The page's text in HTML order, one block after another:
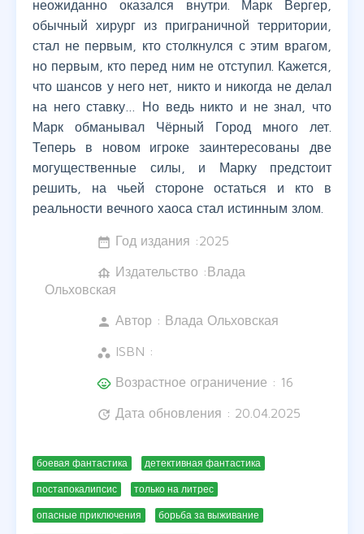
неожиданно оказался внутри. Марк Вергер,
обычный хирург из приграничной территории,
стал не первым, кто столкнулся с этим врагом,
но первым, кто перед ним не отступил. Кажется,
что шансов у него нет, никто и никогда не делал
на него ставку… Но ведь никто и не знал, что
Марк обманывал Чёрный Город много лет.
Теперь в новом игроке заинтересованы две
могущественные силы, и Марку предстоит
решить, на чьей стороне остаться и кто в
реальности вечного хаоса стал истинным злом.
date_range Год издания :2025
foundation Издательство :Влада
Ольховская
person Автор : Влада Ольховская
workspaces ISBN :
child_care Возрастное ограничение : 16
update Дата обновления : 20.04.2025
боевая фантастика детективная фантастика
постапокалипсис только на литрес
опасные приключения борьба за выживание